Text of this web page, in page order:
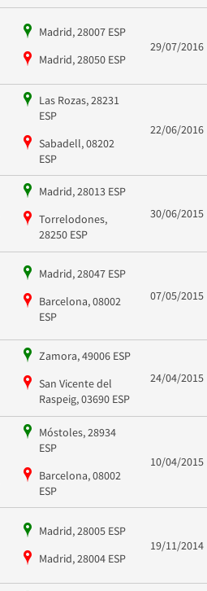
Madrid, 28007 ESP
Madrid, 28050 ESP
29/07/2016
Las Rozas, 28231
ESP
Sabadell, 08202
ESP
22/06/2016
Madrid, 28013 ESP
Torrelodones,
28250 ESP
30/06/2015
Madrid, 28047 ESP
Barcelona, 08002
ESP
07/05/2015
Zamora, 49006 ESP
San Vicente del
Raspeig, 03690 ESP
24/04/2015
Móstoles, 28934
ESP
Barcelona, 08002
ESP
10/04/2015
Madrid, 28005 ESP
Madrid, 28004 ESP
19/11/2014